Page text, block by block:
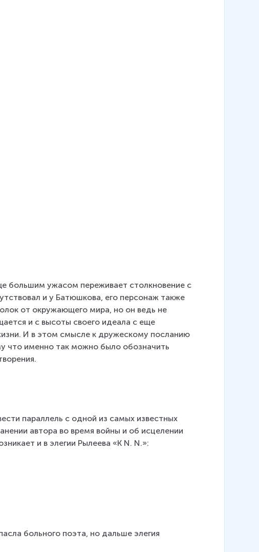
большим ужасом переживает столкновение с
и у Батюшкова, его персонаж также
от окружающего мира, но он ведь не
и с высоты своего идеала с еще
И в этом смысле к дружескому посланию
что именно так можно было обозначить
параллель с одной из самых известных
автора во время войны и об исцелении
и в элегии Рылеева «К N. N.»:
больного поэта, но дальше элегия